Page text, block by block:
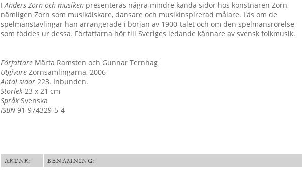
IAnders Zorn och musiken presenteras några mindre kända sidor hos konstnären Zorn,
nämligen Zorn som musikälskare, dansare och musikinspirerad målare. Läs om de
spelmanstävlingar han arrangerade i början av 1900-talet och om den spelmansrörelse
som föddes ur dessa. Författarna hör till Sveriges ledande kännare av svensk folkmusik.
Författare Märta Ramsten och Gunnar Ternhag
Utgivare Zornsamlingarna, 2006
Antal sidor 223. Inbunden.
Storlek 23 x 21 cm
Språk Svenska
ISBN 91-974329-5-4
ARTNR: BENÄMNING: